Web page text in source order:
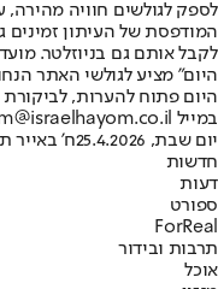
לספק לגולשים חוויה
המודפסת של העיתון זמינים
לקבל אותם גם בניוזלטר.
היום" מציע לגולשי האתר
היום פתוח להערות, לביקורת
במייל hayom@israelhayom.co.il.
יום שבת, 25.4.2026
ח' באייר
חדשות
דעות
ספורט
ForReal
תרבות ובידור
אוכל